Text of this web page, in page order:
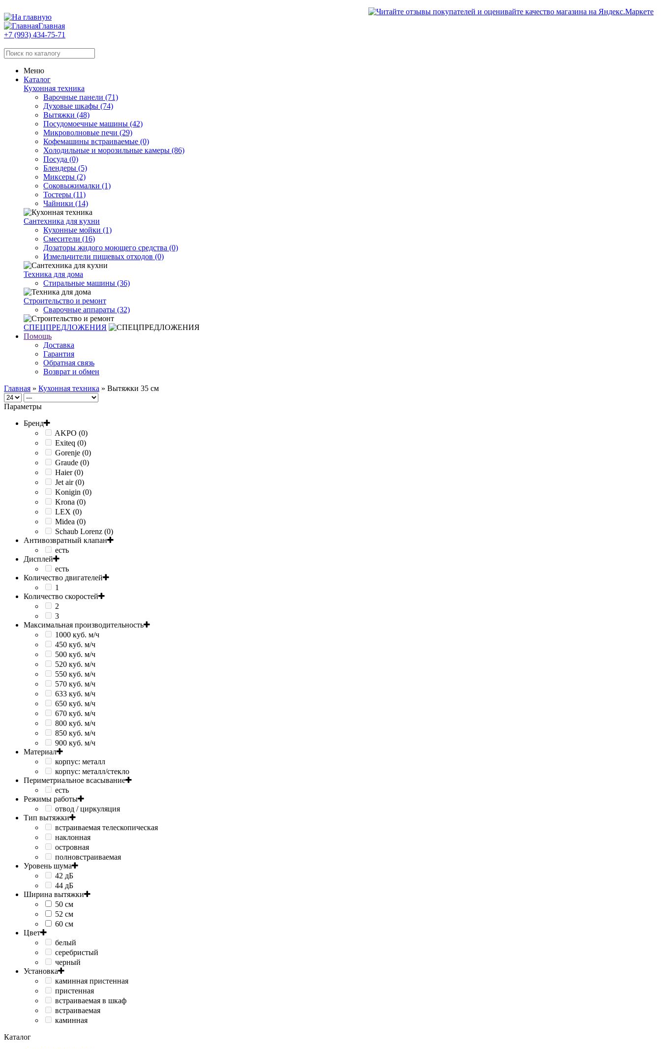
Главная
+7 (993) 434-75-71
Меню
Каталог
Кухонная техника
Варочные панели (71)
Духовые шкафы (74)
Вытяжки (48)
Посудомоечные машины (42)
Микроволновые печи (29)
Кофемашины встраиваемые (0)
Холодильные и морозильные камеры (86)
Посуда (0)
Блендеры (5)
Миксеры (2)
Соковыжималки (1)
Тостеры (11)
Чайники (14)
Сантехника для кухни
Кухонные мойки (1)
Смесители (16)
Дозаторы жидого моющего средства (0)
Измельчители пищевых отходов (0)
Техника для дома
Стиральные машины (36)
Строительство и ремонт
Сварочные аппараты (32)
СПЕЦПРЕДЛОЖЕНИЯ
Помощь
Доставка
Гарантия
Обратная связь
Возврат и обмен
Главная » Кухонная техника » Вытяжки 35 см
Параметры
Бренд
AKPO (0)
Exiteq (0)
Gorenje (0)
Graude (0)
Haier (0)
Jet air (0)
Konigin (0)
Krona (0)
LEX (0)
Midea (0)
Schaub Lorenz (0)
Антивозвратный клапан
есть
Дисплей
есть
Количество двигателей
1
Количество скоростей
2
3
Максимальная производительность
1000 куб. м/ч
450 куб. м/ч
500 куб. м/ч
520 куб. м/ч
550 куб. м/ч
570 куб. м/ч
633 куб. м/ч
650 куб. м/ч
670 куб. м/ч
800 куб. м/ч
850 куб. м/ч
900 куб. м/ч
Материал
корпус: металл
корпус: металл/стекло
Периметриальное всасывание
есть
Режимы работы
отвод / циркуляция
Тип вытяжки
встраиваемая телескопическая
наклонная
островная
полновстраиваемая
Уровень шума
42 дБ
44 дБ
Ширина вытяжки
50 см
52 см
60 см
Цвет
белый
серебристый
черный
Установка
каминная пристенная
пристенная
встраиваемая в шкаф
встраиваемая
каминная
Каталог